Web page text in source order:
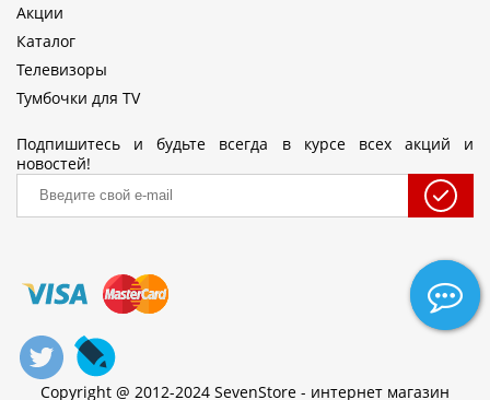
Акции
Каталог
Телевизоры
Тумбочки для TV
Подпишитесь и будьте всегда в курсе всех акций и
новостей!
Copyright @ 2012-2024 SevenStore - интернет магазин